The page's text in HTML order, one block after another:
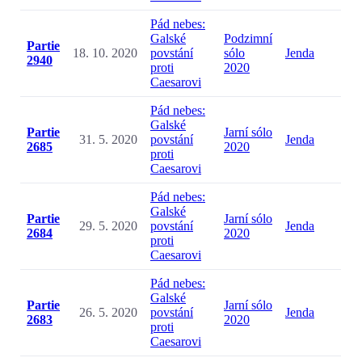
Partie
2940
18. 10. 2020
Pád nebes:
Galské
povstání
proti
Caesarovi
Podzimní
sólo
2020
Jenda
Partie
2685
31. 5. 2020
Pád nebes:
Galské
povstání
proti
Caesarovi
Jarní sólo
2020
Jenda
Partie
2684
29. 5. 2020
Pád nebes:
Galské
povstání
proti
Caesarovi
Jarní sólo
2020
Jenda
Partie
2683
26. 5. 2020
Pád nebes:
Galské
povstání
proti
Caesarovi
Jarní sólo
2020
Jenda